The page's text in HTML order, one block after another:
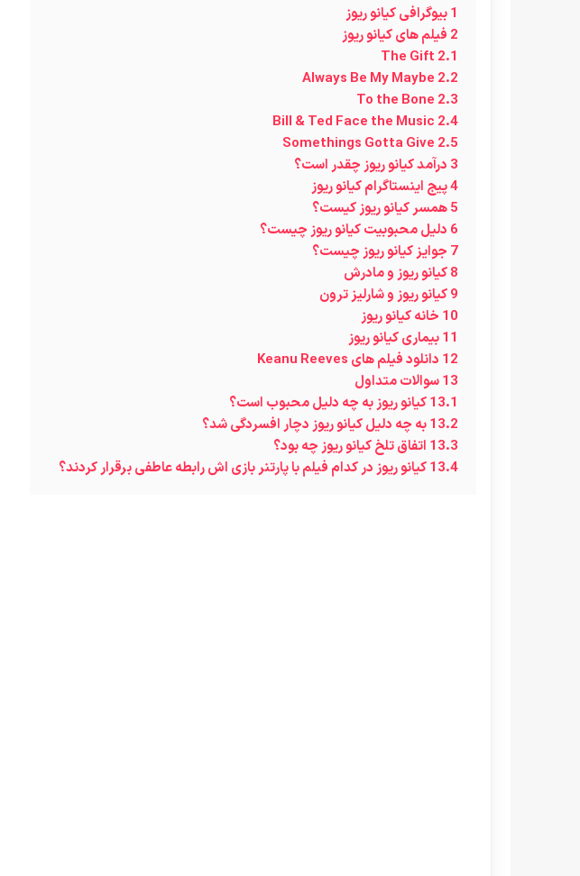
1بیوگرافی کیانو ریوز
2 فیلم های کیانو ریوز
2.1
The Gift
2.2
Always Be My Maybe
2.3
To the Bone
2.4
Bill & Ted Face the Music
2.5
Somethings Gotta Give
3 درآمد کیانو ریوز چقدر است؟
4پیج اینستاگرام کیانو ریوز
5همسر کیانو ریوز کیست؟
6 دلیل محبوبیت کیانو ریوز چیست؟
7 جوایز کیانو ریوز چیست؟
8کیانو ریوز و مادرش
9کیانو ریوز و شارلیز ترون
10 خانه کیانو ریوز
11بیماری کیانو ریوز
12 دانلود فیلم های Keanu Reeves
13سوالات متداول
13.1کیانو ریوز به چه دلیل محبوب است؟
13.2به چه دلیل کیانو ریوز دچار افسردگی شد؟
13.3 اتفاق تلخ کیانو ریوز چه بود؟
13.4کیانو ریوز در کدام فیلم با پارتنر بازی اش رابطه عاطفی برقرار کردند؟